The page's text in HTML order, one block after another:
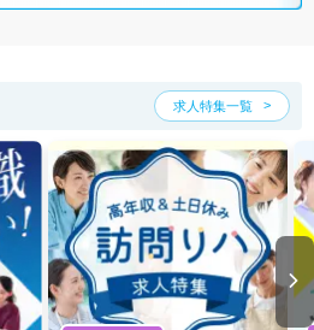
い方は人気の希望条件をピックアップし
求人特集一覧